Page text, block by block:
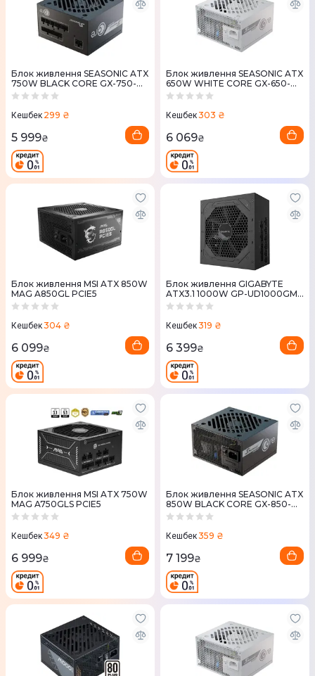
Блок живлення SEASONIC ATX
750W BLACK CORE GX-750-
ATX31
Кешбек 299 ₴
5 999₴
Блок живлення SEASONIC ATX
650W WHITE CORE GX-650-
ATX31
Кешбек303 ₴
6 069₴
Блок живлення MSI ATX 850W
MAG A850GL PCIE5
Кешбек304 ₴
6 099₴
Блок живлення GIGABYTE
ATX3.1 1000W GP-UD1000GM
PG5 V2
Кешбек319 ₴
6 399₴
Блок живлення MSI ATX 750W
MAG A750GLS PCIE5
Кешбек349 ₴
6 999₴
Блок живлення SEASONIC ATX
850W BLACK CORE GX-850-
ATX31
Кешбек359 ₴
7 199₴